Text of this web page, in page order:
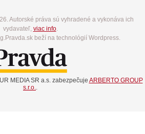
Autorské práva sú vyhradené a vykonáva ich
vydavateľ, viac info.
beží na technológií Wordpress.
MEDIA SR a.s. zabezpečuje ARBERTO GROUP
s.r.o..